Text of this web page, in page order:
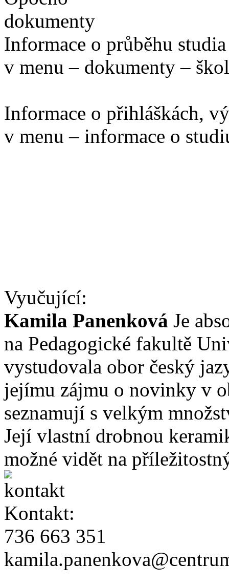
Informace o průběhu
v menu – dokumenty –
Informace o přihláškách,
v menu – informace o
Vyučující:
Kamila Panenková Je
na Pedagogické fakultě
vystudovala obor český
jejímu zájmu o novinky v
seznamují s velkým
Její vlastní drobnou
možné vidět na
Kontakt:
736 663 351